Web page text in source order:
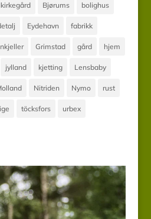
Bjørums bolighus
Eydehavn fabrikk
Grimstad gård hjem
jylland kjetting Lensbaby
Nitriden Nymo rust
töcksfors urbex